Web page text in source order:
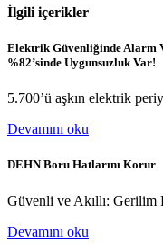
İlgili içerikler
Elektrik Güvenliğinde Alarm
%82’sinde Uygunsuzluk Var!
5.700’ü aşkın elektrik
Devamını oku
DEHN Boru Hatlarını Korur
Güvenli ve Akıllı:
Devamını oku